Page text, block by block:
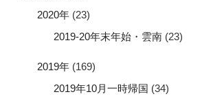
2020年 (23)
2019-20年末年始・雲南 (23)
2019年 (169)
2019年10月一時帰国 (34)